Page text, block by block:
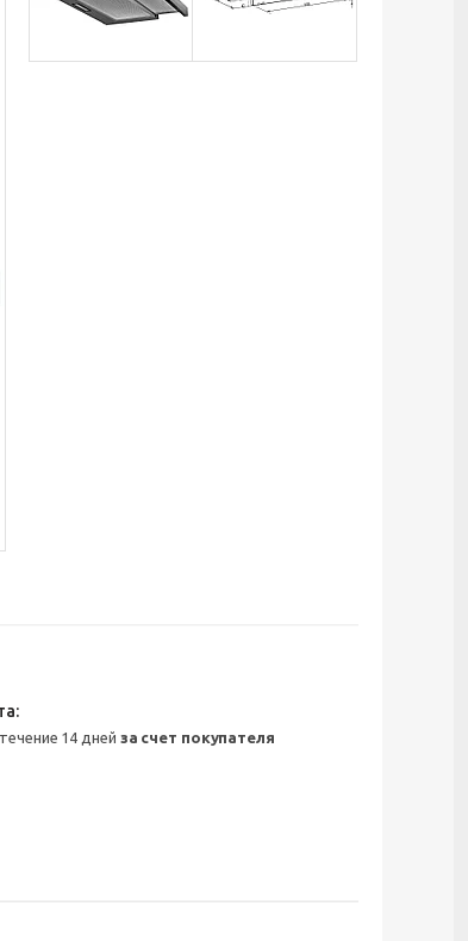
14 дней за счет покупателя